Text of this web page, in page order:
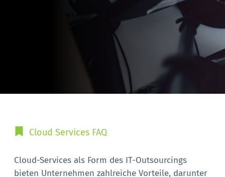
Cloud Services FAQ
Cloud-Services als Form des IT-Outsourcings
bieten Unternehmen zahlreiche Vorteile, darunter